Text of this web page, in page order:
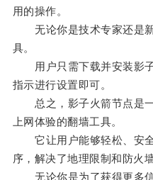
用的操作。
无论你是技术专家还是新
具。
用户只需下载并安装影子
指示进行设置即可。
总之，影子火箭节点是一
上网体验的翻墙工具。
它让用户能够轻松、安全
序，解决了地理限制和防火
无论你是为了获得更多信